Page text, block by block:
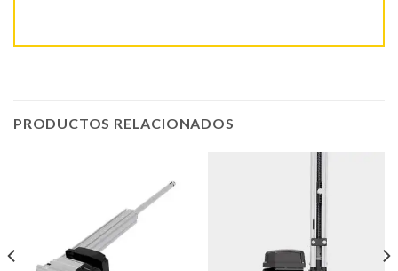
PRODUCTOS RELACIONADOS